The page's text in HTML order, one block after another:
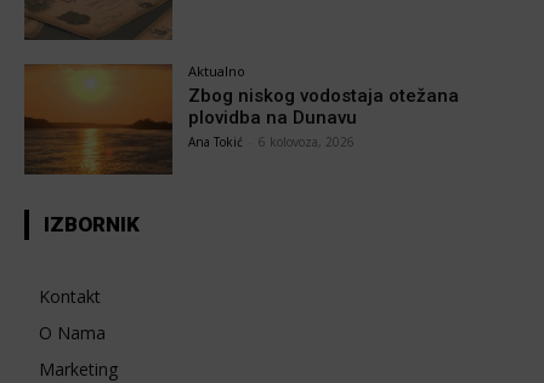
Aktualno
Zbog niskog vodostaja otežana
plovidba na Dunavu
Ana Tokić 6 kolovoza, 2026
IZBORNIK
Kontakt
O Nama
Marketing